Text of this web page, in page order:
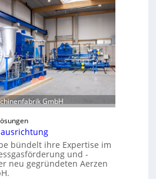
GmbH
bündelt ihre Expertise im
und -
neu gegründeten Aerzen